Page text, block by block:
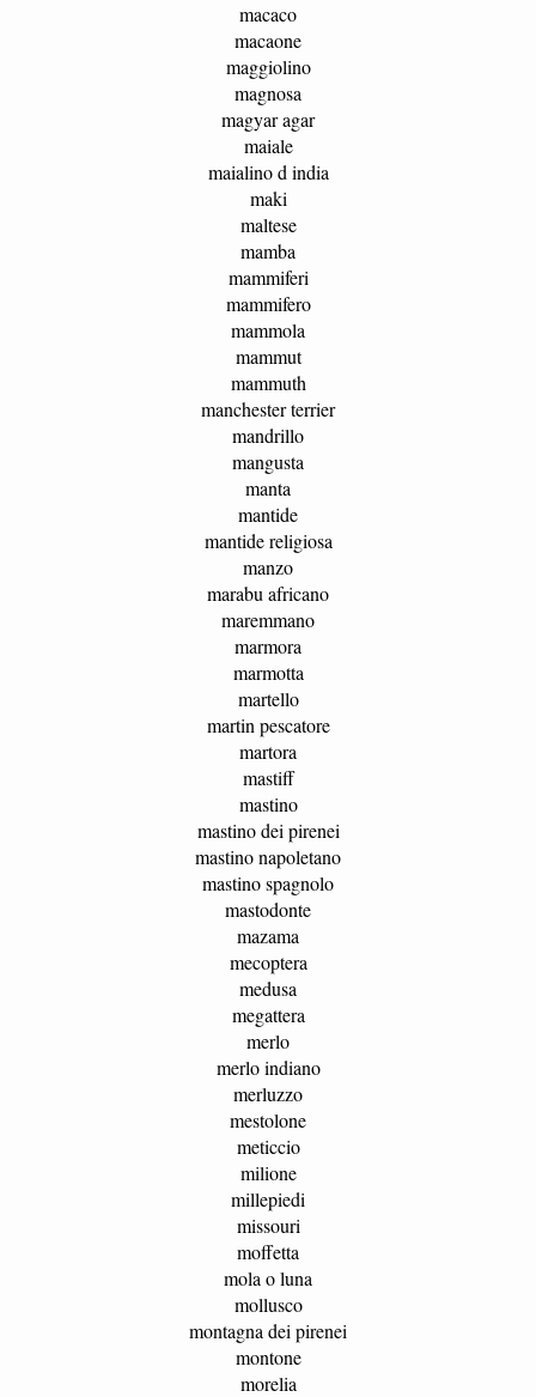
macaco
macaone
maggiolino
magnosa
magyar agar
maiale
maialino d india
maki
maltese
mamba
mammiferi
mammifero
mammola
mammut
mammuth
manchester terrier
mandrillo
mangusta
manta
mantide
mantide religiosa
manzo
marabu africano
maremmano
marmora
marmotta
martello
martin pescatore
martora
mastiff
mastino
mastino dei pirenei
mastino napoletano
mastino spagnolo
mastodonte
mazama
mecoptera
medusa
megattera
merlo
merlo indiano
merluzzo
mestolone
meticcio
milione
millepiedi
missouri
moffetta
mola o luna
mollusco
montagna dei pirenei
montone
morelia